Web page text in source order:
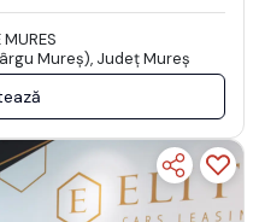
Mureş), Județ Mureş